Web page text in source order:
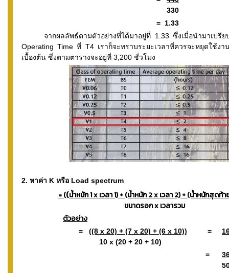
330
= 1.33
จากผลลัพธ์ตามตัวอย่างที่ได้มาอยู่ที่ 1.33 ซึ่งเมื่อนำมาเปรียบ
Operating Time ที่ T4 เราก็จะทราบระยะเวลาที่ควรจะหยุดใช้ง
เบื้องต้น ซึ่งตามตารางจะอยู่ที่ 3,200 ชั่วโมง
2. หาค่า K หรือ Load spectrum
= ((น้ำหนัก 1 x เวลา 1) + (น้ำหนัก 2 x เวลา 2) + (น้ำหนักสุดท้
ขนาดรอก x เวลารวม
ตัวอย่าง
= ((8 x 20) + (7 x 20) + (6 x 10)) =
10 x (20 + 20 + 10)
=